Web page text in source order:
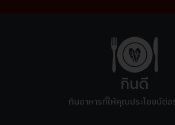
กินดี
กินอาหารที่ให้คุณประโยชน์ต่อ